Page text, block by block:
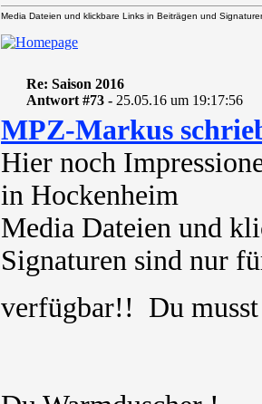
Media Dateien und klickbare Links in Beiträgen und
Re: Saison 2016
Antwort #73 - 25.05.16 um 19:17:56
MPZ-Markus
Hier noch
in Hockenheim
Media Dateien und
Signaturen sind nur
verfügbar!! Du